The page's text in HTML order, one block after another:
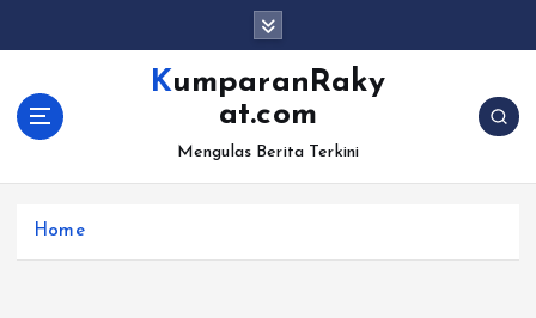
KumparanRaky
at.com
Mengulas Berita Terkini
Home